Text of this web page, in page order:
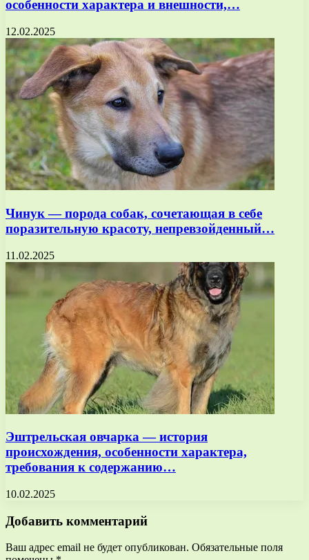
особенности характера и внешности,…
12.02.2025
Чинук — порода собак, сочетающая в себе
поразительную красоту, непревзойденный…
11.02.2025
Эштрельская овчарка — история
происхождения, особенности характера,
требования к содержанию…
10.02.2025
Добавить комментарий
Ваш адрес email не будет опубликован. Обязательные поля